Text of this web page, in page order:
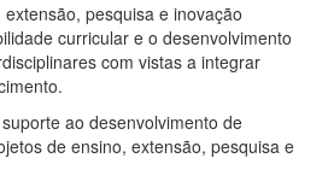
pesquisa e inovação
curricular e o desenvolvimento
com vistas a integrar
ao desenvolvimento de
de ensino, extensão, pesquisa e